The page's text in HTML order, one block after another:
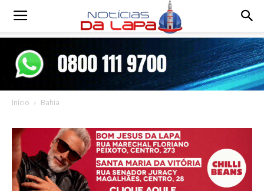
Notícias
Início Bahia